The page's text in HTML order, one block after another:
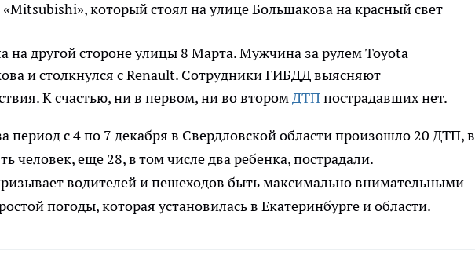
«Mitsubishi», который стоял на улице Большакова на красный свет
на другой стороне улицы 8 Марта. Мужчина за рулем Toyota
и столкнулся с Renault. Сотрудники ГИБДД выясняют
К счастью, ни в первом, ни во второмДТПпострадавших нет.
с 4 по 7 декабря в Свердловской области произошло 20 ДТП, в
человек, еще 28, в том числе два ребенка, пострадали.
водителей и пешеходов быть максимально внимательными
погоды, которая установилась в Екатеринбурге и области.